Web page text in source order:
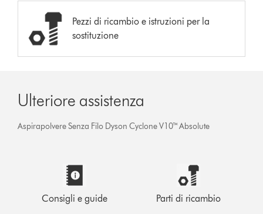
Pezzi di ricambio e istruzioni per la
sostituzione
Ulteriore assistenza
Aspirapolvere Senza Filo Dyson Cyclone V10™ Absolute
Consigli e guide Parti di ricambio